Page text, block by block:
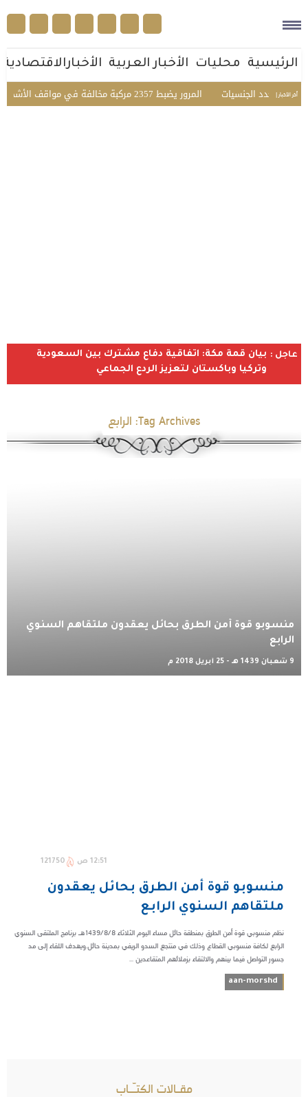
الرئيسية محليات الأخبار العربية الأخبارالاقتصادية
أخر الأخبار | المرور يضبط 2357 مركبة مخالفة في مواقف الأشخاص ذوي الإعاقة بمختلف مناطق المملكة متعدد الجنسيات
عاجل : بيان قمة مكة: اتفاقية دفاع مشترك بين السعودية
وتركيا وباكستان لتعزيز الردع الجماعي
Tag Archives: الرابع
منسوبو قوة أمن الطرق بحائل يعقدون ملتقاهم السنوي
الرابع
9 شعبان 1439 هـ - 25 أبريل 2018 م
12:51 ص 121750
منسوبو قوة أمن الطرق بحائل يعقدون
ملتقاهم السنوي الرابع
نظم منسوبي قوة أمن الطرق بمنطقة حائل مساء اليوم الثلاثاء 1439/8/8هـ برنامج الملتقى السنوي
الرابع لكافة منسوبي القطاع وذلك في منتجع السدو الريفي بمدينة حائل.ويهدف اللقاء إلى مد
جسور التواصل فيما بينهم والالتقاء بزملائهم المتقاعدين ...
aan-morshd
مقـالات الكتـّـاب